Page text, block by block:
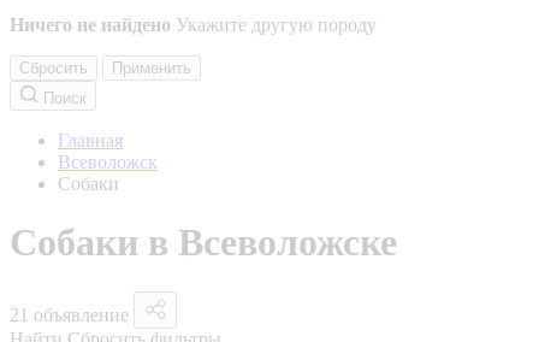
Ничего не найдено Укажите другую породу
Сбросить
Применить
Поиск
Главная
Всеволожск
Собаки
Собаки в Всеволожске
21 объявление